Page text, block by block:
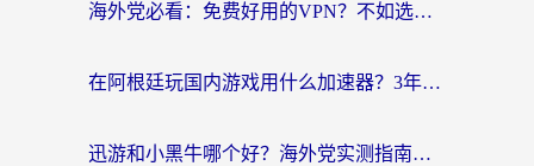
海外党必看：免费好用的VPN？不如选对转国内加速器实现无缝追剧
在阿根廷玩国内游戏用什么加速器？3年海外党亲测实用指南
迅游和小黑牛哪个好？海外党实测指南，选对中国地址加速器才能无缝刷国内资源